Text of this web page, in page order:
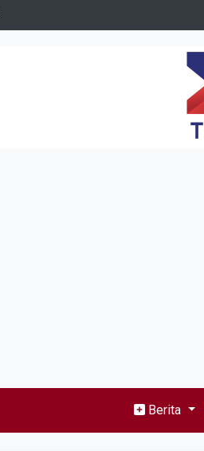
Berita